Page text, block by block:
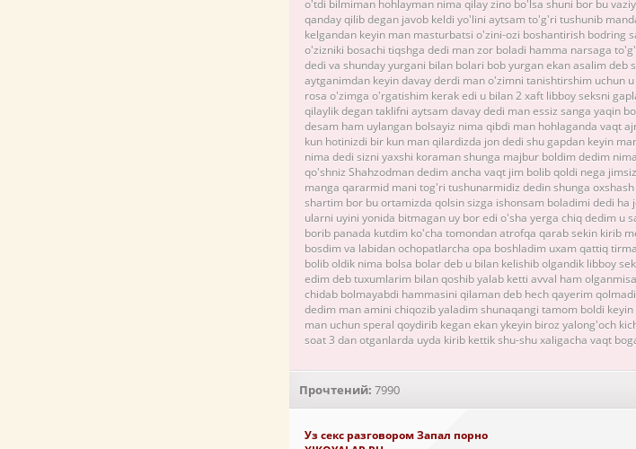
o'tdi bilmiman hohlayman nima qilay zino bo'lsa shuni bor bu
qanday qilib degan javob keldi yo'lini aytsam to'g'ri tushunib
kelgandan keyin man masturbatsi o'zini-ozi boshantirish bodring
o'zizniki bosachi tiqshga dedi man zor boladi hamma narsaga
dedi va shunday yurgani bilan bolari bob yurgan ekan asalim
aytganimdan keyin davay derdi man o'zimni tanishtirshim uchun
rosa o'zimga o'rgatishim kerak edi u bilan 2 xaft libboy seksni
qilaylik degan taklifni aytsam davay dedi man essiz sanga yaqin
desam ham uylangan bolsayiz nima qibdi man hohlaganda vaqt
kun hotinizdi bir kun man qilardizda jon dedi shu gapdan keyin
nima dedi sizni yaxshi koraman shunga majbur boldim dedim
qo'shniz Shahzodman dedim ancha vaqt jim bolib qoldi nega
manga qararmid mani tog'ri tushunarmidiz dedin shunga
shartim bor bu ortamizda qolsin sizga ishonsam boladimi dedi
ularni uyini yonida bitmagan uy bor edi o'sha yerga chiq dedim u
borib panada kutdim ko'cha tomondan atrofqa qarab sekin kirib
bosdim va labidan ochopatlarcha opa boshladim uxam qattiq
bolib oldik nima bolsa bolar deb u bilan kelishib olgandik libboy
edim deb tuxumlarim bilan qoshib yalab ketti avval ham
chidab bolmayabdi hammasini qilaman deb hech qayerim
dedim man amini chiqozib yaladim shunaqangi tamom boldi
man uchun speral qoydirib kegan ekan ykeyin biroz yalong'och
soat 3 dan otganlarda uyda kirib kettik shu-shu xaligacha vaqt
Прочтений: 7990
Уз секс разговором Запал порно